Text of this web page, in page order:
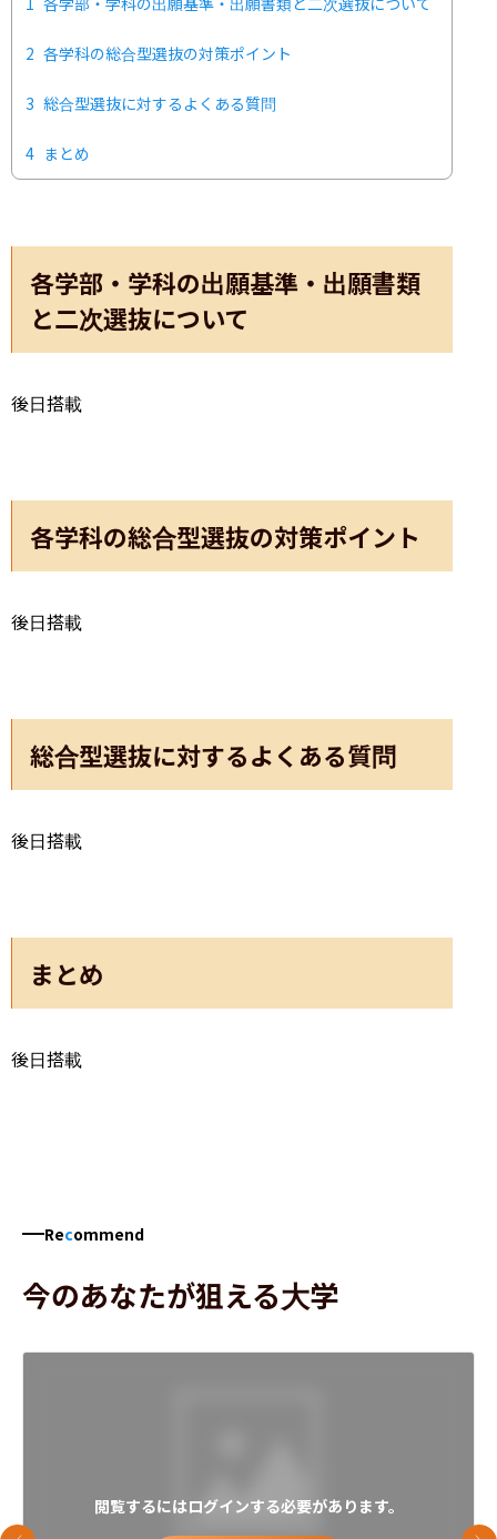
2 各学科の総合型選抜の対策ポイント
3 総合型選抜に対するよくある質問
4 まとめ
各学部・学科の出願基準・出願書類
と二次選抜について
後日搭載
各学科の総合型選抜の対策ポイント
後日搭載
総合型選抜に対するよくある質問
後日搭載
まとめ
後日搭載
Recommend
今のあなたが狙える大学
閲覧するにはログインする必要があります。